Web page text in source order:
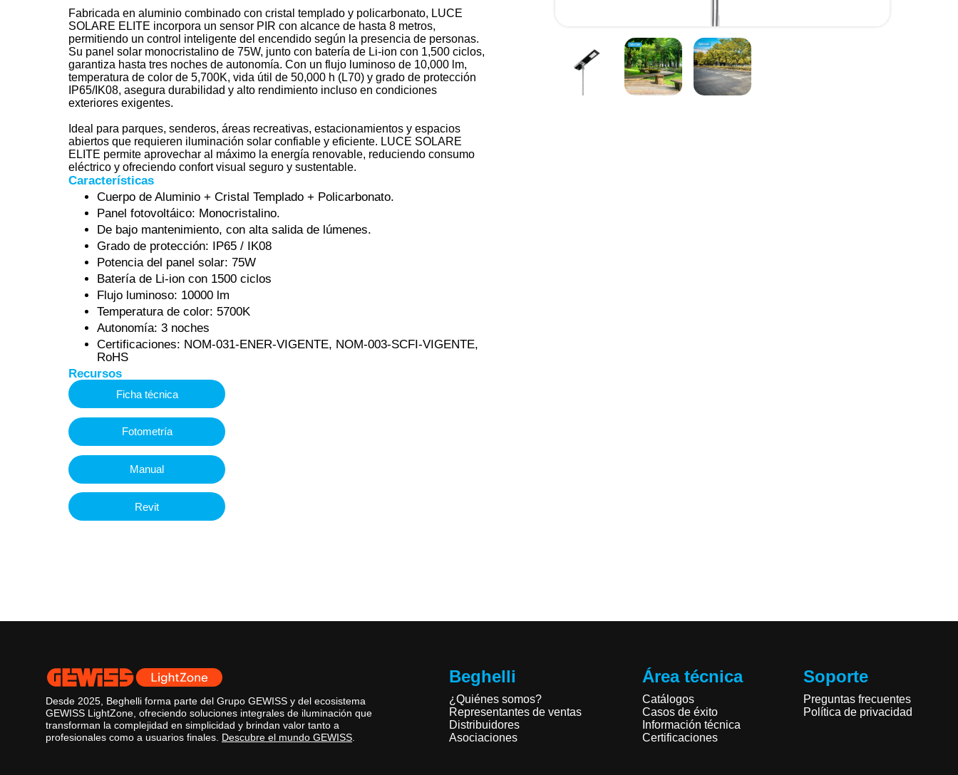
Fabricada en aluminio combinado con cristal templado y policarbonato, LUCE
SOLARE ELITE incorpora un sensor PIR con alcance de hasta 8 metros,
permitiendo un control inteligente del encendido según la presencia de personas.
Su panel solar monocristalino de 75W, junto con batería de Li-ion con 1,500 ciclos,
garantiza hasta tres noches de autonomía. Con un flujo luminoso de 10,000 lm,
temperatura de color de 5,700K, vida útil de 50,000 h (L70) y grado de protección
IP65/IK08, asegura durabilidad y alto rendimiento incluso en condiciones
exteriores exigentes.
Ideal para parques, senderos, áreas recreativas, estacionamientos y espacios
abiertos que requieren iluminación solar confiable y eficiente. LUCE SOLARE
ELITE permite aprovechar al máximo la energía renovable, reduciendo consumo
eléctrico y ofreciendo confort visual seguro y sustentable.
Características
Cuerpo de Aluminio + Cristal Templado + Policarbonato.
Panel fotovoltáico: Monocristalino.
De bajo mantenimiento, con alta salida de lúmenes.
Grado de protección: IP65 / IK08
Potencia del panel solar: 75W
Batería de Li-ion con 1500 ciclos
Flujo luminoso: 10000 lm
Temperatura de color: 5700K
Autonomía: 3 noches
Certificaciones: NOM-031-ENER-VIGENTE, NOM-003-SCFI-VIGENTE,
RoHS
Recursos
Ficha técnica
Fotometría
Manual
Revit
Desde 2025, Beghelli forma parte del Grupo GEWISS y del ecosistema
GEWISS LightZone, ofreciendo soluciones integrales de iluminación que
transforman la complejidad en simplicidad y brindan valor tanto a
profesionales como a usuarios finales. Descubre el mundo GEWISS.
Beghelli
¿Quiénes somos?
Representantes de ventas
Distribuidores
Asociaciones
Área técnica
Catálogos
Casos de éxito
Información técnica
Certificaciones
Soporte
Preguntas frecuentes
Política de privacidad